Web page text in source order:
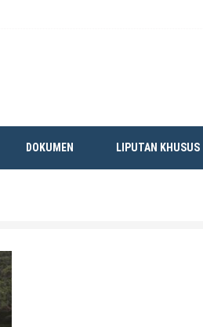
DOKUMEN LIPUTAN KHUSUS